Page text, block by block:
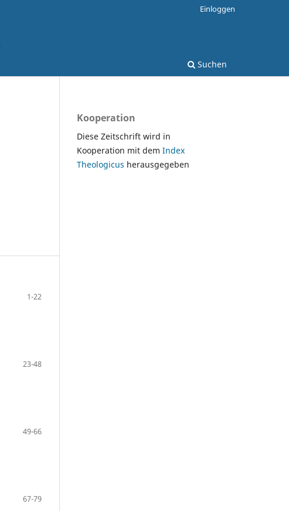
Suchen
Einloggen
1-22
23-48
49-66
67-79
Kooperation
Diese Zeitschrift wird in
Kooperation mit dem Index
Theologicus herausgegeben